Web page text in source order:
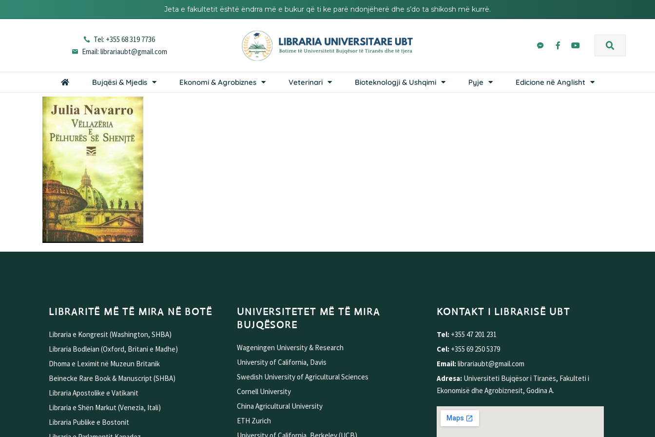
Jeta e fakultetit është ëndrra më e bukur që ti ke parë ndonjëherë dhe s’do ta shikosh më kurrë.
Tel: +355 68 319 7736
Email: librariaubt@gmail.com
Bujqësi & Mjedis Ekonomi & Agrobiznes Veterinari Bioteknologji & Ushqimi Pyje Edicione në Anglisht
LIBRARITË MË TË MIRA NË BOTË
Libraria e Kongresit (Washington, SHBA)
Libraria Bodleian (Oxford, Britani e Madhe)
Dhoma e Leximit në Muzeun Britanik
Beinecke Rare Book & Manuscript (SHBA)
Libraria Apostolike e Vatikanit
Libraria e Shën Markut (Venezia, Itali)
Libraria Publike e Bostonit
UNIVERSITETET MË TË MIRA
BUJQËSORE
Wageningen University & Research
University of California, Davis
Swedish University of Agricultural Sciences
Cornell University
China Agricultural University
ETH Zurich
KONTAKT I LIBRARISË UBT
Tel: +355 47 201 231
Cel: +355 69 250 5379
Email:librariaubt@gmail.com
Adresa: Universiteti Bujqësor i Tiranës, Fakulteti i
Ekonomisë dhe Agrobiznesit, Godina A.